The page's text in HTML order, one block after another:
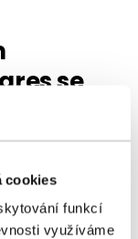
cookies
funkcí
využíváme
se
expertů
pořádá už ve